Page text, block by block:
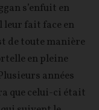
s’enfuit en
fait face en
de toute manière
en pleine
années
que celui-ci était